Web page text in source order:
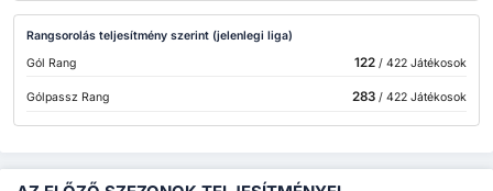
Rangsorolás teljesítmény szerint (jelenlegi liga)
Gól Rang
122/ 422 Játékosok
Gólpassz Rang 283/ 422 Játékosok